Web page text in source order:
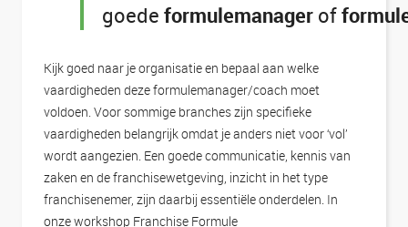
goede formulemanager of
Kijk goed naar je organisatie en bepaal aan welke
vaardigheden deze formulemanager/coach moet
voldoen. Voor sommige branches zijn specifieke
vaardigheden belangrijk omdat je anders niet voor ‘vol’
wordt aangezien. Een goede communicatie, kennis van
zaken en de franchisewetgeving, inzicht in het type
franchisenemer, zijn daarbij essentiële onderdelen. In
onze workshop Franchise Formule